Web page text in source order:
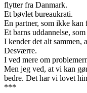
flytter fra Danmark.
Et bøvlet bureaukrati.
En partner, som ikke kan
Et barns uddannelse,
I kender det alt sammen,
Desværre.
I ved mere om
Men jeg ved, at vi kan
bedre. Det har vi lovet
***